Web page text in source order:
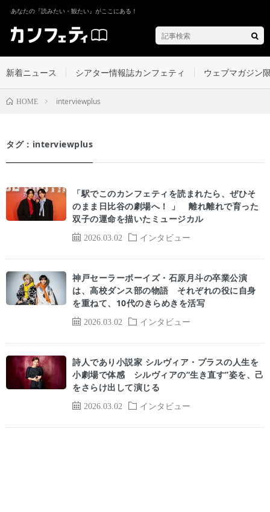
あなたの『読みたい・観たい』がここにある！
新着ニュース シアター情報誌カンフェティ ウェブマガジン
HOME interviewplus
タグ：interviewplus
2026.03.02 インタビュー
「駅でこのカンフェティを読まれたら、ぜひそ
のまま日比谷の劇場へ！ 」 離れ離れで育った
双子の運命を描いたミュージカル
2026.03.02 インタビュー
神戸セーラーボーイズ・石原月斗の卒業公演
は、高校ダンス部の物語 それぞれの役に自身
を重ねて、10代のきらめきを活写
2026.03.02 インタビュー
詩人であり小説家 シルヴィア・プラスの人生を
小劇場で体感 シルヴィアの“生き直す”姿を、己
をさらけ出して演じる